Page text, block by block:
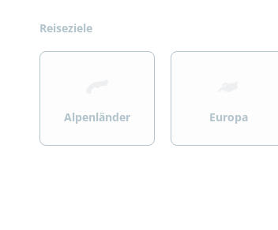
Reiseziele
>
Alpenländer
>
Europa